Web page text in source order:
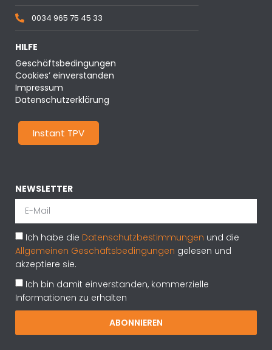
0034 965 75 45 33
HILFE
Geschäftsbedingungen
Cookies’ einverstanden
Impressum
Datenschutzerklärung
Instant TPV
NEWSLETTER
Ich habe die Datenschutzbestimmungen und die
Allgemeinen Geschäftsbedingungen gelesen und
akzeptiere sie.
Ich bin damit einverstanden, kommerzielle
Informationen zu erhalten
ABONNIEREN